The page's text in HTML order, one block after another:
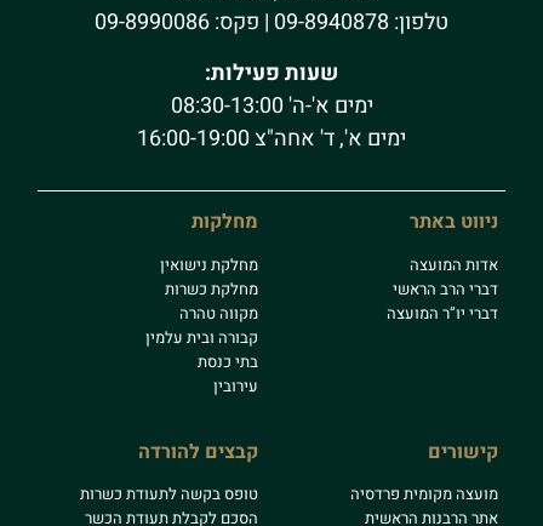
טלפון: 09-8940878 | פקס: 09-8990086
שעות פעילות:
ימים א'-ה' 08:30-13:00
ימים א', ד' אחה"צ 16:00-19:00
ניווט באתר
אדות המועצה
דברי הרב הראשי
דברי יו”ר המועצה
מחלקות
מחלקת נישואין
מחלקת כשרות
מקווה טהרה
קבורה ובית עלמין
בתי כנסת
עירובין
קישורים
מועצה מקומית פרדסיה
אתר הרבנות הראשית
קבצים להורדה
טופס בקשה לתעודת כשרות
הסכם לקבלת תעודת הכשר